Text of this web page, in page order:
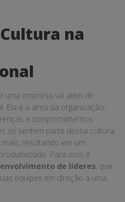
na
uma empresa vai além de
Ela é a alma da organização,
e comportamentos.
se sentem parte dessa cultura,
resultando em um
Para isso, é
de líderes, que
equipes em direção a uma